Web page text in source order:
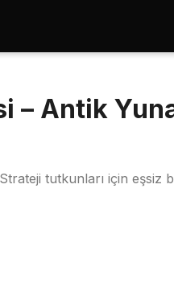
– Antik
tutkunları için eşsiz